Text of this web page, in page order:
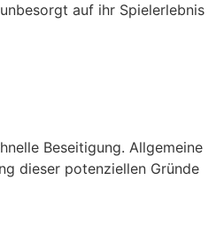
auf ihr Spielerlebnis
Beseitigung. Allgemeine
dieser potenziellen Gründe